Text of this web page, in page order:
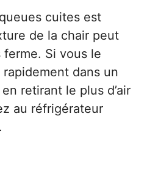
cuites est
de la chair peut
Si vous le
dans un
retirant le plus d’air
au réfrigérateur